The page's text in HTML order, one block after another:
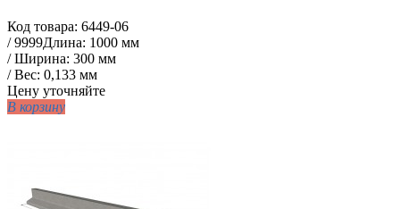
Код товара: 6449-06
/9999Длина: 1000 мм
/ Ширина: 300 мм
/ Вес: 0,133 мм
Цену уточняйте
В корзину